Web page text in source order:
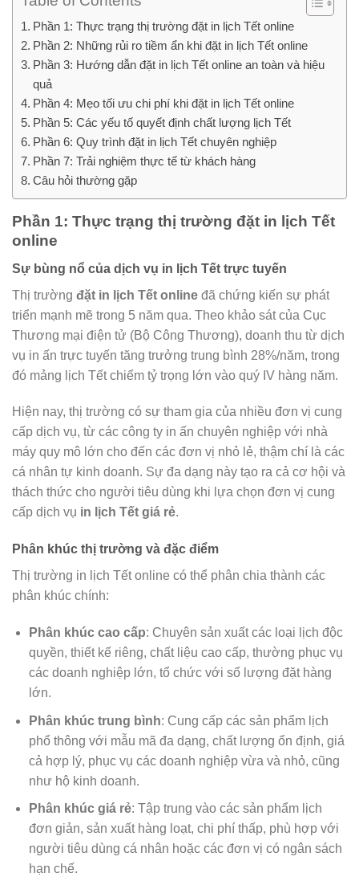
Phần 1: Thực trạng thị trường đặt in lịch Tết online
Phần 2: Những rủi ro tiềm ẩn khi đặt in lịch Tết online
Phần 3: Hướng dẫn đặt in lịch Tết online an toàn và hiệu
quả
Phần 4: Mẹo tối ưu chi phí khi đặt in lịch Tết online
Phần 5: Các yếu tố quyết định chất lượng lịch Tết
Phần 6: Quy trình đặt in lịch Tết chuyên nghiệp
Phần 7: Trải nghiệm thực tế từ khách hàng
Câu hỏi thường gặp
Phần 1: Thực trạng thị trường đặt in lịch Tết
online
Sự bùng nổ của dịch vụ in lịch Tết trực tuyến
Thị trường đặt in lịch Tết online đã chứng kiến sự phát
triển mạnh mẽ trong 5 năm qua. Theo khảo sát của Cục
Thương mại điện tử (Bộ Công Thương), doanh thu từ dịch
vụ in ấn trực tuyến tăng trưởng trung bình 28%/năm, trong
đó mảng lịch Tết chiếm tỷ trọng lớn vào quý IV hàng năm.
Hiện nay, thị trường có sự tham gia của nhiều đơn vị cung
cấp dịch vụ, từ các công ty in ấn chuyên nghiệp với nhà
máy quy mô lớn cho đến các đơn vị nhỏ lẻ, thậm chí là các
cá nhân tự kinh doanh. Sự đa dạng này tạo ra cả cơ hội và
thách thức cho người tiêu dùng khi lựa chọn đơn vị cung
cấp dịch vụ in lịch Tết giá rẻ.
Phân khúc thị trường và đặc điểm
Thị trường in lịch Tết online có thể phân chia thành các
phân khúc chính:
Phân khúc cao cấp: Chuyên sản xuất các loại lịch độc
quyền, thiết kế riêng, chất liệu cao cấp, thường phục vụ
các doanh nghiệp lớn, tổ chức với số lượng đặt hàng
lớn.
Phân khúc trung bình: Cung cấp các sản phẩm lịch
phổ thông với mẫu mã đa dạng, chất lượng ổn định, giá
cả hợp lý, phục vụ các doanh nghiệp vừa và nhỏ, cũng
như hộ kinh doanh.
Phân khúc giá rẻ: Tập trung vào các sản phẩm lịch
đơn giản, sản xuất hàng loạt, chi phí thấp, phù hợp với
người tiêu dùng cá nhân hoặc các đơn vị có ngân sách
hạn chế.